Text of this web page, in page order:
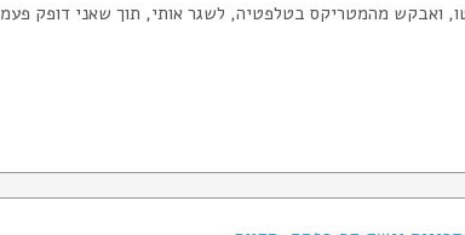
ואבקש מהמטריקס בטלפטיה, לשגר אותי, תוך שאני דופק